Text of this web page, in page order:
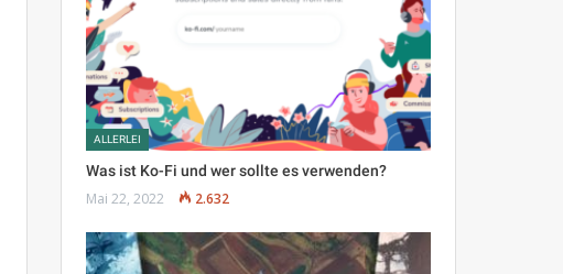
ALLERLEI
Was ist Ko-Fi und wer sollte es verwenden?
Mai 22, 2022 2.632